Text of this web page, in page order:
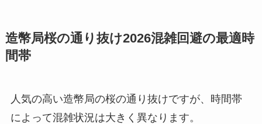
造幣局桜の通り抜け2026混雑回避の最適時
間帯
人気の高い造幣局の桜の通り抜けですが、時間帯
によって混雑状況は大きく異なります。